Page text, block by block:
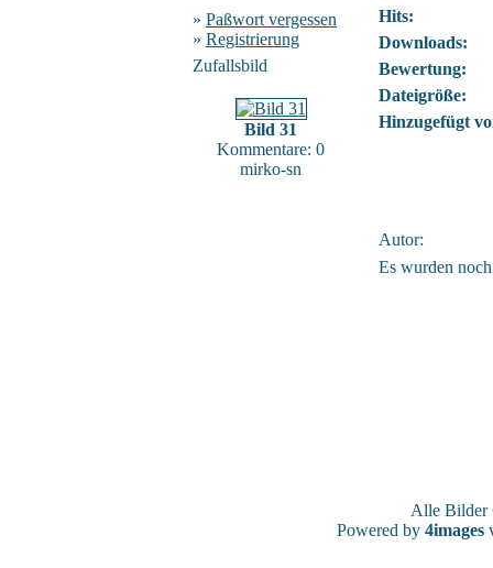
» Paßwort vergessen
» Registrierung
Zufallsbild
Bild 31
Kommentare: 0
mirko-sn
Hits:
Downloads:
Bewertung:
Dateigröße:
Hinzugefügt
Autor:
Es wurden
Alle
Powered by 4images